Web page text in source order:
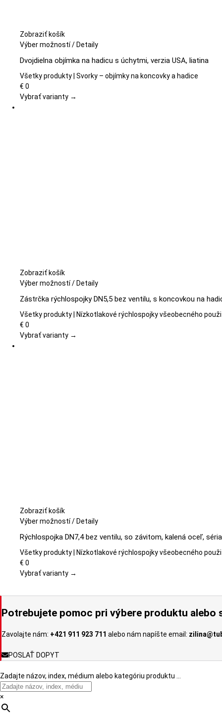
Zobraziť košík
Výber možnostíTento
má
viacero
Možnosti
/Detaily
Dvojdielna objímka na hadicu s úchytmi, verzia USA, liatina
Všetky produkty | Svorky – objímky na koncovky a hadice
€ 0
Vybrať varianty →
Zobraziť košík
Výber možností Tento
má
viacero
Možnosti
/Detaily
Zástrčka rýchlospojky DN5,5 bez ventilu, s koncovkou na
Všetky produkty | Nízkotlakové rýchlospojky všeobecného
€ 0
Vybrať varianty →
Zobraziť košík
Výber možnostíTento
má
viacero
Možnosti
môžete
na
produktu.
/Detaily
Rýchlospojka DN7,4 bez ventilu, so závitom, kalená oceľ,
Všetky produkty | Nízkotlakové rýchlospojky všeobecného
€ 0
Vybrať varianty →
Potrebujete pomoc pri výbere produktu alebo
Zavolajte nám: +421 911 923 711 alebo nám napíšte email:
POSLAŤ DOPYT
Zadajte názov, index, médium alebo kategóriu produktu …
×